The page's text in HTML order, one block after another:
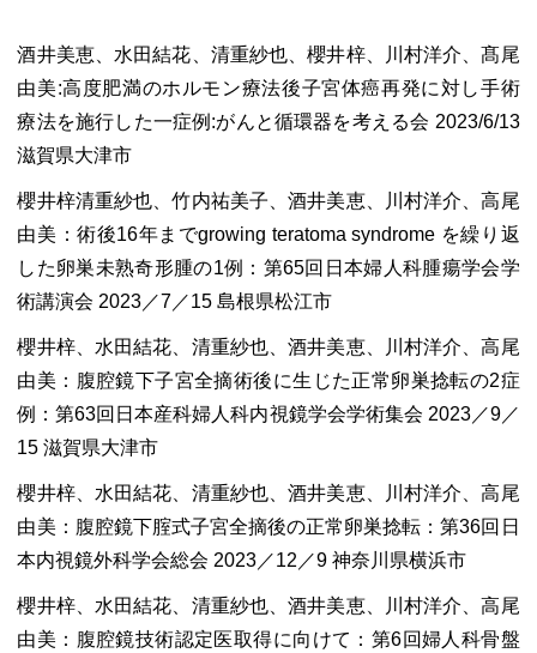
酒井美恵、水田結花、清重紗也、櫻井梓、川村洋介、髙尾
由美:高度肥満のホルモン療法後子宮体癌再発に対し手術
療法を施行した一症例:がんと循環器を考える会 2023/6/13
滋賀県大津市
櫻井梓清重紗也、竹内祐美子、酒井美恵、川村洋介、高尾
由美：術後16年までgrowing teratoma syndrome を繰り返
した卵巣未熟奇形腫の1例：第65回日本婦人科腫瘍学会学
術講演会 2023／7／15 島根県松江市
櫻井梓、水田結花、清重紗也、酒井美恵、川村洋介、高尾
由美：腹腔鏡下子宮全摘術後に生じた正常卵巣捻転の2症
例：第63回日本産科婦人科内視鏡学会学術集会 2023／9／
15 滋賀県大津市
櫻井梓、水田結花、清重紗也、酒井美恵、川村洋介、高尾
由美：腹腔鏡下腟式子宮全摘後の正常卵巣捻転：第36回日
本内視鏡外科学会総会 2023／12／9 神奈川県横浜市
櫻井梓、水田結花、清重紗也、酒井美恵、川村洋介、高尾
由美：腹腔鏡技術認定医取得に向けて：第6回婦人科骨盤